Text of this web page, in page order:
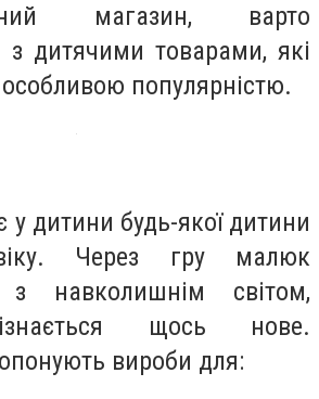
магазин, варто
з дитячими товарами, які
популярністю.
у дитини будь-якої дитини
Через гру малюк
з навколишнім світом,
щось нове.
вироби для: